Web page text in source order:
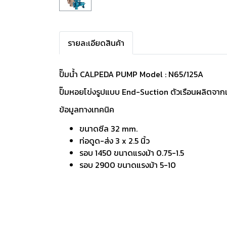
รายละเอียดสินค้า
ปั๊มน้ำ CALPEDA PUMP Model : N65/125A
ปั๊มหอยโข่งรูปแบบ End-Suction ตัวเรือนผลิตจาก
ข้อมูลทางเทคนิค
ขนาดซีล 32 mm.
ท่อดูด-ส่ง 3 x 2.5 นิ้ว
รอบ 1450 ขนาดแรงม้า 0.75-1.5
รอบ 2900 ขนาดแรงม้า 5-10